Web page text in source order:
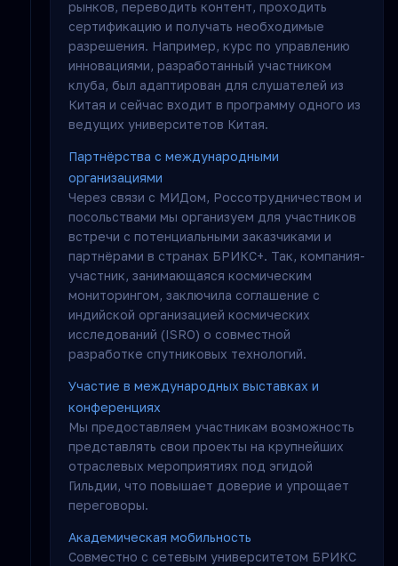
рынков, переводить контент, проходить
сертификацию и получать необходимые
разрешения. Например, курс по управлению
инновациями, разработанный участником
клуба, был адаптирован для слушателей из
Китая и сейчас входит в программу одного из
ведущих университетов Китая.
Партнёрства с международными
организациями
Через связи с МИДом, Россотрудничеством и
посольствами мы организуем для участников
встречи с потенциальными заказчиками и
партнёрами в странах БРИКС+. Так, компания-
участник, занимающаяся космическим
мониторингом, заключила соглашение с
индийской организацией космических
исследований (ISRO) о совместной
разработке спутниковых технологий.
Участие в международных выставках и
конференциях
Мы предоставляем участникам возможность
представлять свои проекты на крупнейших
отраслевых мероприятиях под эгидой
Гильдии, что повышает доверие и упрощает
переговоры.
Академическая мобильность
Совместно с сетевым университетом БРИКС